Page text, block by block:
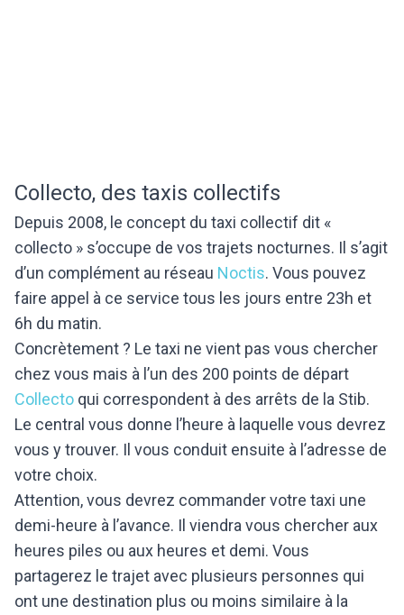
Collecto, des taxis collectifs
Depuis 2008, le concept du taxi collectif dit «
collecto » s’occupe de vos trajets nocturnes. Il s’agit
d’un complément au réseau Noctis. Vous pouvez
faire appel à ce service tous les jours entre 23h et
6h du matin.
Concrètement ? Le taxi ne vient pas vous chercher
chez vous mais à l’un des 200 points de départ
Collecto qui correspondent à des arrêts de la Stib.
Le central vous donne l’heure à laquelle vous devrez
vous y trouver. Il vous conduit ensuite à l’adresse de
votre choix.
Attention, vous devrez commander votre taxi une
demi-heure à l’avance. Il viendra vous chercher aux
heures piles ou aux heures et demi. Vous
partagerez le trajet avec plusieurs personnes qui
ont une destination plus ou moins similaire à la